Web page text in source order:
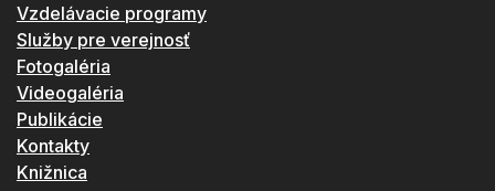
Vzdelávacie programy
Služby pre verejnosť
Fotogaléria
Videogaléria
Publikácie
Kontakty
Knižnica